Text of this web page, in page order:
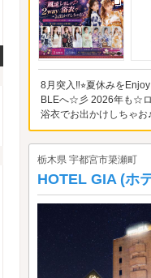
8月突入‼︎⭐︎夏休みを
BLEへ☆彡 2026年も☆ロ
浴衣でお出かけしちゃお
栃木県 宇都宮市簗瀬町
HOTEL GIA (ホ